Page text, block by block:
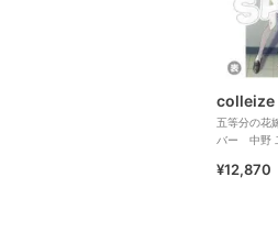
colleize
五等分の花
バー 中野
¥12,870